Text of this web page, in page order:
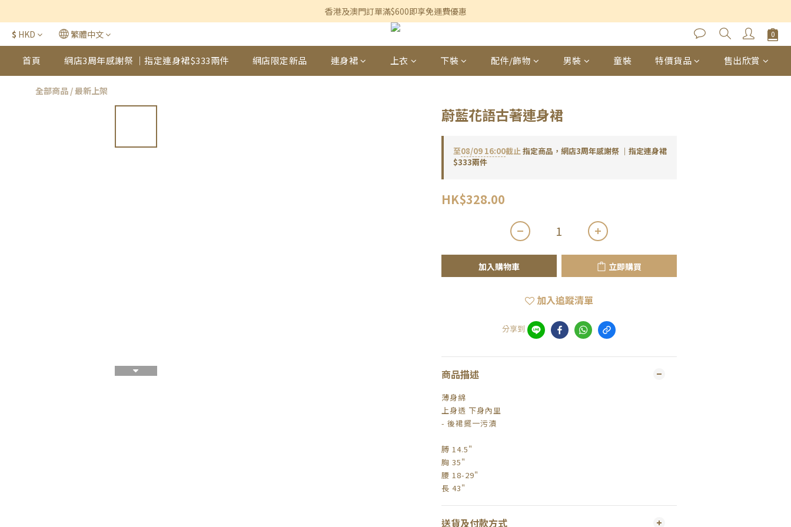
香港及澳門訂單滿$600即享免運費優惠
香港及澳門訂單滿$600即享免運費優惠
3個月內買滿$1,200可享永久九折優惠
香港及澳門訂單滿$600即享免運費優惠
$ HKD 繁體中文
首頁 網店3周年感謝祭 ｜指定連身裙$333兩件 網店限定新品 連身裙 上衣 下裝 配件/飾物 男裝 童裝 特價貨品 售出欣賞
全部商品 /最新上架
蔚藍花語古著連身裙
至08/09 16:00截止指定商品，網店3周年感謝祭 ｜指定連身裙
$333兩件
HK$328.00
加入購物車 立即購買
加入追蹤清單
分享到
商品描述
薄身綿
上身透 下身內里
- 後裙擺一污漬
膊 14.5"
胸 35"
腰 18-29"
長 43"
送貨及付款方式
立即購買